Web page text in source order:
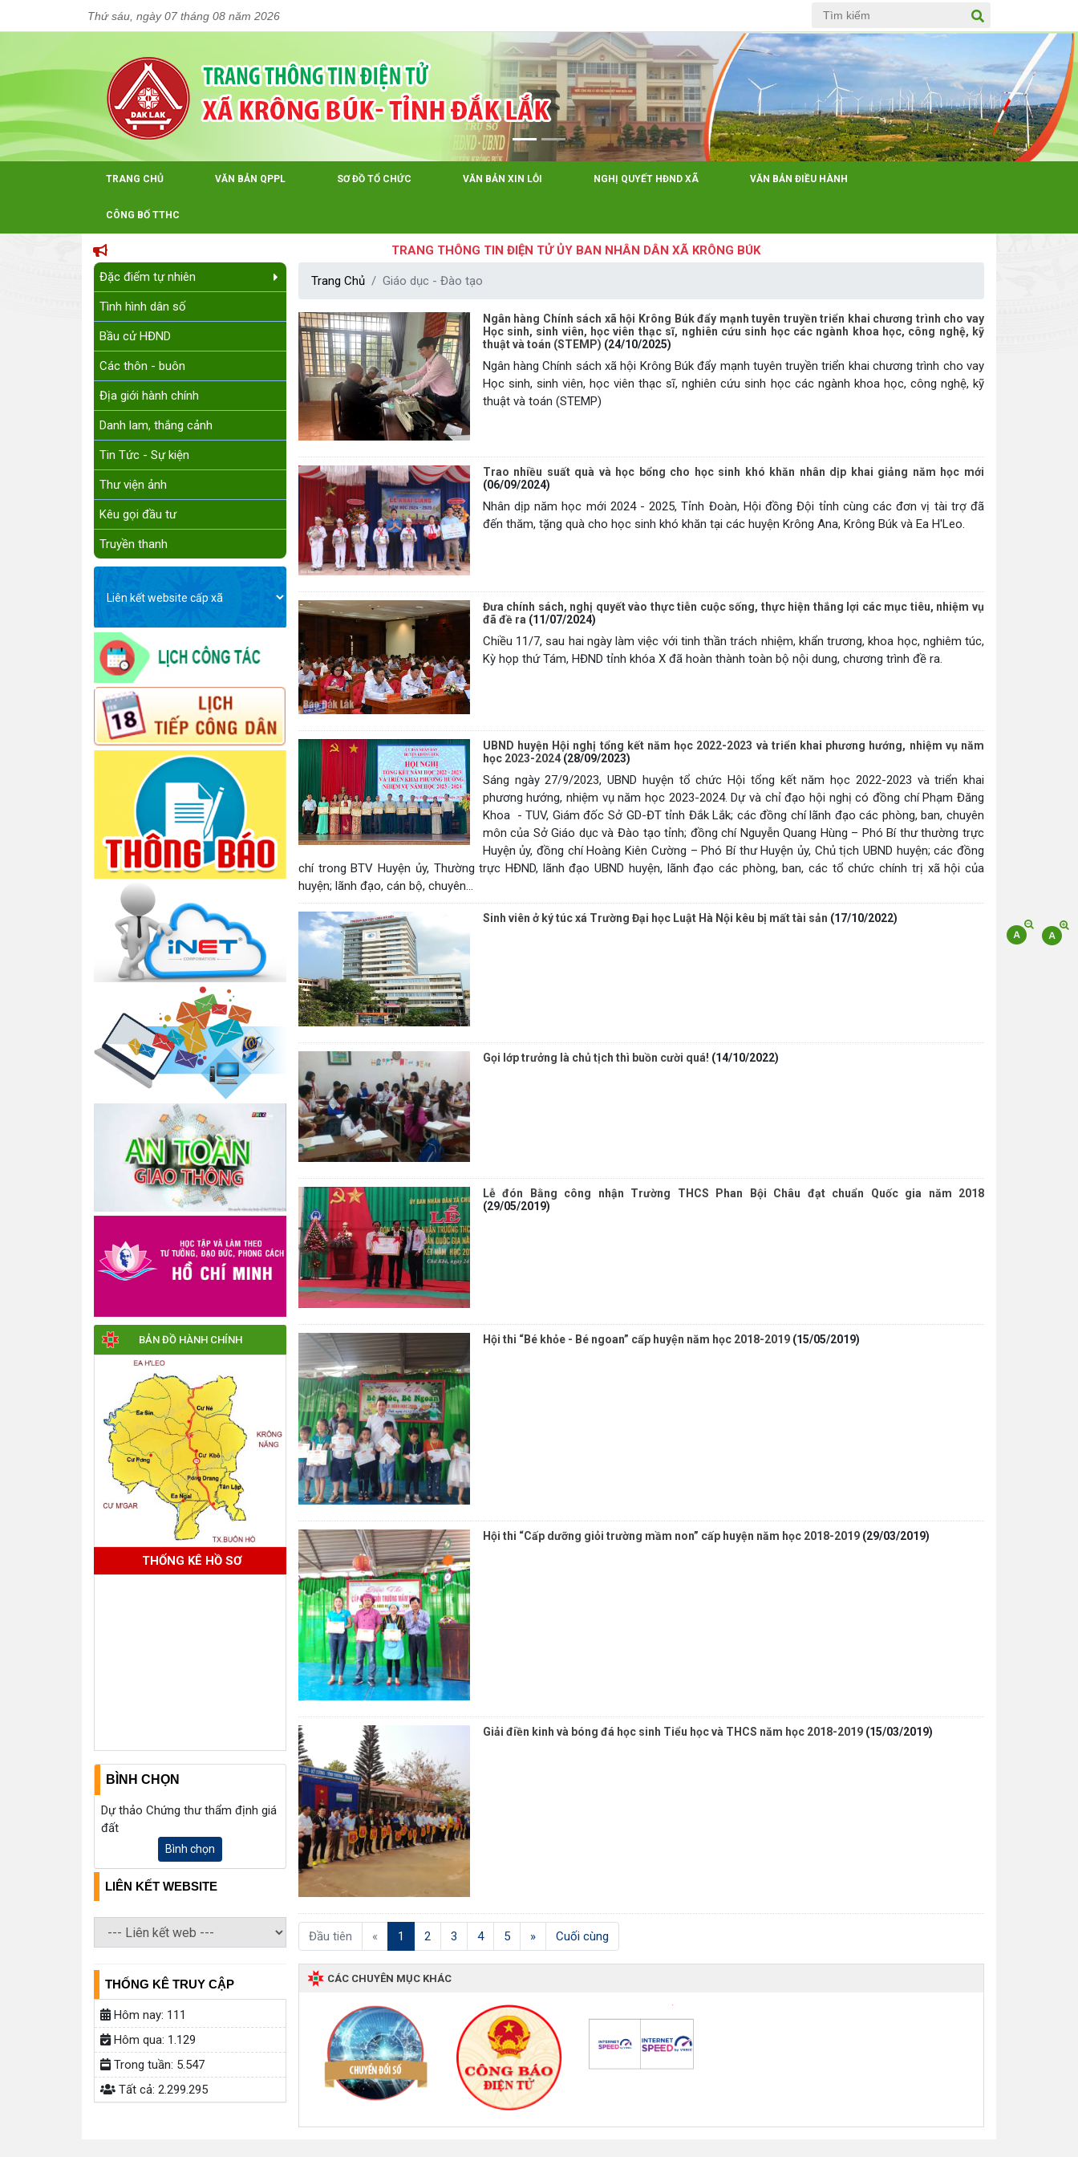
Thứ sáu, ngày 07 tháng 08 năm 2026
TRANG CHỦ VĂN BẢN QPPL SƠ ĐỒ TỔ CHỨC VĂN BẢN XIN LỖI NGHỊ QUYẾT HĐND XÃ VĂN BẢN ĐIỀU HÀNH
CÔNG BỐ TTHC
TRANG THÔNG TIN ĐIỆN TỬ ỦY BAN NHÂN DÂN XÃ KRÔNG BÚK
Đặc điểm tự nhiên
Tình hình dân số
Bầu cử HĐND
Các thôn - buôn
Địa giới hành chính
Danh lam, thắng cảnh
Tin Tức - Sự kiện
Thư viện ảnh
Kêu gọi đầu tư
Truyền thanh
BẢN ĐỒ HÀNH CHÍNH
THỐNG KÊ HỒ SƠ
BÌNH CHỌN
Dự thảo Chứng thư thẩm định giá
đất
Bình chọn
LIÊN KẾT WEBSITE
THỐNG KÊ TRUY CẬP
Hôm nay: 111
Hôm qua: 1.129
Trong tuần: 5.547
Tất cả: 2.299.295
Trang Chủ Giáo dục - Đào tạo
Ngân hàng Chính sách xã hội Krông Búk đẩy mạnh tuyên truyền triển khai chương trình cho vay
Học sinh, sinh viên, học viên thạc sĩ, nghiên cứu sinh học các ngành khoa học, công nghệ, kỹ
thuật và toán (STEMP) (24/10/2025)
Ngân hàng Chính sách xã hội Krông Búk đẩy mạnh tuyên truyền triển khai chương trình cho vay
Học sinh, sinh viên, học viên thạc sĩ, nghiên cứu sinh học các ngành khoa học, công nghệ, kỹ
thuật và toán (STEMP)
Trao nhiều suất quà và học bổng cho học sinh khó khăn nhân dịp khai giảng năm học mới
(06/09/2024)
Nhân dịp năm học mới 2024 - 2025, Tỉnh Đoàn, Hội đồng Đội tỉnh cùng các đơn vị tài trợ đã
đến thăm, tặng quà cho học sinh khó khăn tại các huyện Krông Ana, Krông Búk và Ea H'Leo.
Đưa chính sách, nghị quyết vào thực tiễn cuộc sống, thực hiện thắng lợi các mục tiêu, nhiệm vụ
đã đề ra (11/07/2024)
Chiều 11/7, sau hai ngày làm việc với tinh thần trách nhiệm, khẩn trương, khoa học, nghiêm túc,
Kỳ họp thứ Tám, HĐND tỉnh khóa X đã hoàn thành toàn bộ nội dung, chương trình đề ra.
UBND huyện Hội nghị tổng kết năm học 2022-2023 và triển khai phương hướng, nhiệm vụ năm
học 2023-2024 (28/09/2023)
Sáng ngày 27/9/2023, UBND huyện tổ chức Hội tổng kết năm học 2022-2023 và triển khai
phương hướng, nhiệm vụ năm học 2023-2024. Dự và chỉ đạo hội nghị có đồng chí Phạm Đăng
Khoa - TUV, Giám đốc Sở GD-ĐT tỉnh Đắk Lắk; các đồng chí lãnh đạo các phòng, ban, chuyên
môn của Sở Giáo dục và Đào tạo tỉnh; đồng chí Nguyễn Quang Hùng – Phó Bí thư thường trực
Huyện ủy, đồng chí Hoàng Kiên Cường – Phó Bí thư Huyện ủy, Chủ tịch UBND huyện; các đồng
chí trong BTV Huyện ủy, Thường trực HĐND, lãnh đạo UBND huyện, lãnh đạo các phòng, ban, các tổ chức chính trị xã hội của
huyện; lãnh đạo, cán bộ, chuyên...
Sinh viên ở ký túc xá Trường Đại học Luật Hà Nội kêu bị mất tài sản (17/10/2022)
Gọi lớp trưởng là chủ tịch thì buồn cười quá! (14/10/2022)
Lễ đón Bằng công nhận Trường THCS Phan Bội Châu đạt chuẩn Quốc gia năm 2018
(29/05/2019)
Hội thi “Bé khỏe - Bé ngoan” cấp huyện năm học 2018-2019 (15/05/2019)
Hội thi “Cấp dưỡng giỏi trường mầm non” cấp huyện năm học 2018-2019 (29/03/2019)
Giải điền kinh và bóng đá học sinh Tiểu học và THCS năm học 2018-2019 (15/03/2019)
Đầu tiên « 1 (current)
2 3 4 5 » Cuối cùng
CÁC CHUYÊN MỤC KHÁC